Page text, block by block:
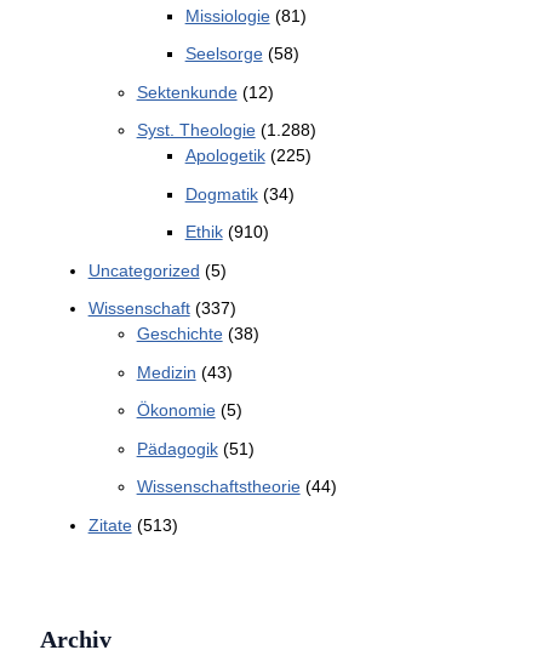
Missiologie(81)
Seelsorge(58)
Sektenkunde(12)
Syst. Theologie(1.288)
Apologetik(225)
Dogmatik(34)
Ethik(910)
Uncategorized (5)
Wissenschaft(337)
Geschichte(38)
Medizin (43)
Ökonomie(5)
Pädagogik(51)
Wissenschaftstheorie(44)
Zitate(513)
Archiv